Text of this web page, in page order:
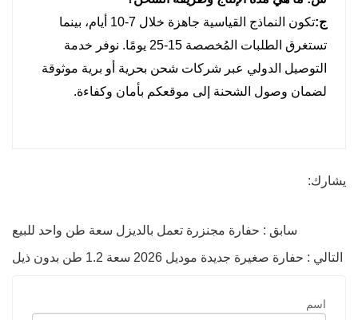
ج:
تكون النماذج القياسية جاهزة خلال 7-10 أيام، بينما
تستغرق الطلبات المُخصصة 15-25 يومًا. نوفر خدمة
التوصيل الدولي عبر شركات شحن بحرية أو برية موثوقة
لضمان وصول الشحنة إلى موقعكم بأمان وكفاءة.
يشارك:
سابق : حفارة مجنزرة تعمل بالديزل سعة طن واحد للبيع
التالي : حفارة صغيرة جديدة موديل 2026 سعة 1.2 طن بدون ذيل
اسم